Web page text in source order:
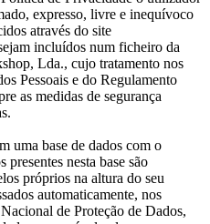
expresso, livre e inequívoco
através do site
incluídos num ficheiro da
Lda., cujo tratamento nos
Pessoais e do Regulamento
as medidas de segurança
uma base de dados com o
presentes nesta base são
próprios na altura do seu
automaticamente, nos
de Proteção de Dados,